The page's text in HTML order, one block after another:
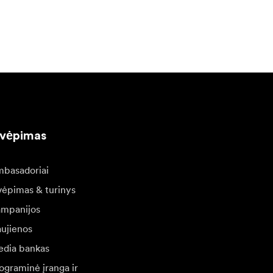
& turinys
bankas
įranga ir